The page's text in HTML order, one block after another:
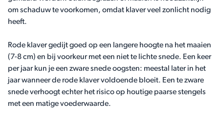
om schaduw te voorkomen, omdat klaver veel zonlicht nodig
heeft.
Rode klaver gedijt goed op een langere hoogte na het maaien
(7-8 cm) en bij voorkeur met een niet te lichte snede. Een keer
per jaar kun je een zware snede oogsten: meestal later in het
jaar wanneer de rode klaver voldoende bloeit. Een te zware
snede verhoogt echter het risico op houtige paarse stengels
met een matige voederwaarde.